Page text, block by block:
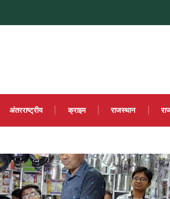
अंतरराष्ट्रीय क्राइम राजस्थान